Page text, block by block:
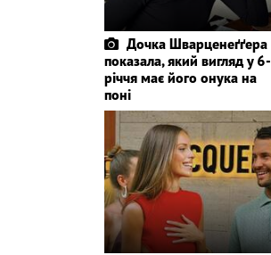
Дочка Шварценеґґера
показала, який вигляд у 6-
річчя має його онука на
поні